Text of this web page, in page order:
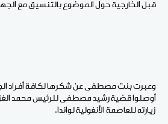
قبل الخارجية حول الموضوع بالتنسيق مع
وعبرت بنت مصطفى عن شكرها لكافة أفراد
أوصلوا قضية رشيد مصطفى للرئيس محمد
زيارته للعاصمة الأنغولية لواندا.